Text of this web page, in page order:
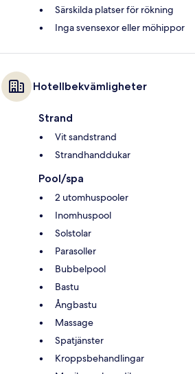
Särskilda platser för rökning
Inga svensexor eller möhippor
Hotellbekvämligheter
Strand
Vit sandstrand
Strandhanddukar
Pool/spa
2 utomhuspooler
Inomhuspool
Solstolar
Parasoller
Bubbelpool
Bastu
Ångbastu
Massage
Spatjänster
Kroppsbehandlingar